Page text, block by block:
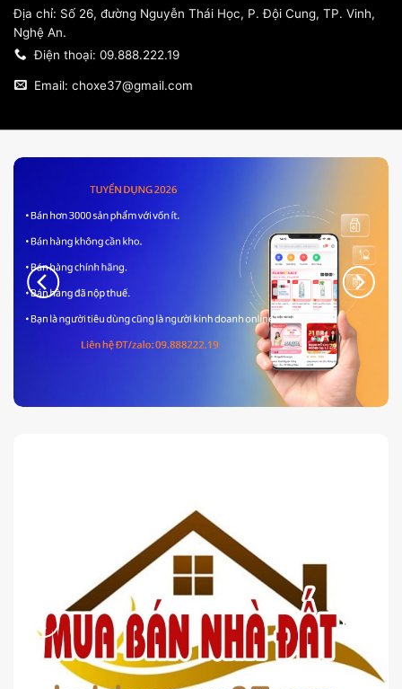
​Địa chỉ: Số 26, đường Nguyễn Thái Học, P. Đội Cung, TP. Vinh,
Nghệ An.
Điện thoại: 09.888.222.19
Email: choxe37@gmail.com